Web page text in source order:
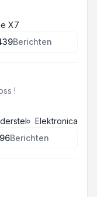
X7
Berichten
!
Elektronica
Berichten